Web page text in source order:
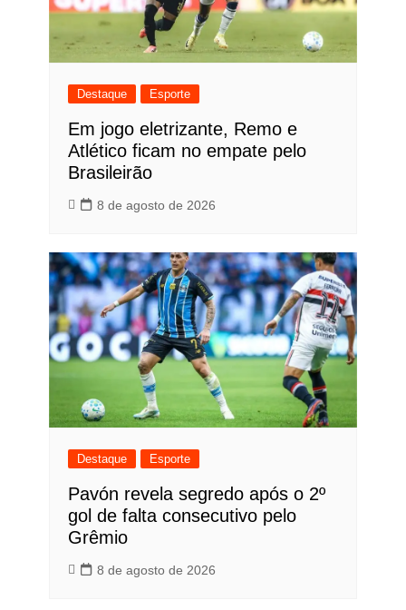
Destaque Esporte
Em jogo eletrizante, Remo e
Atlético ficam no empate pelo
Brasileirão
8 de agosto de 2026
Destaque Esporte
Pavón revela segredo após o 2º
gol de falta consecutivo pelo
Grêmio
8 de agosto de 2026